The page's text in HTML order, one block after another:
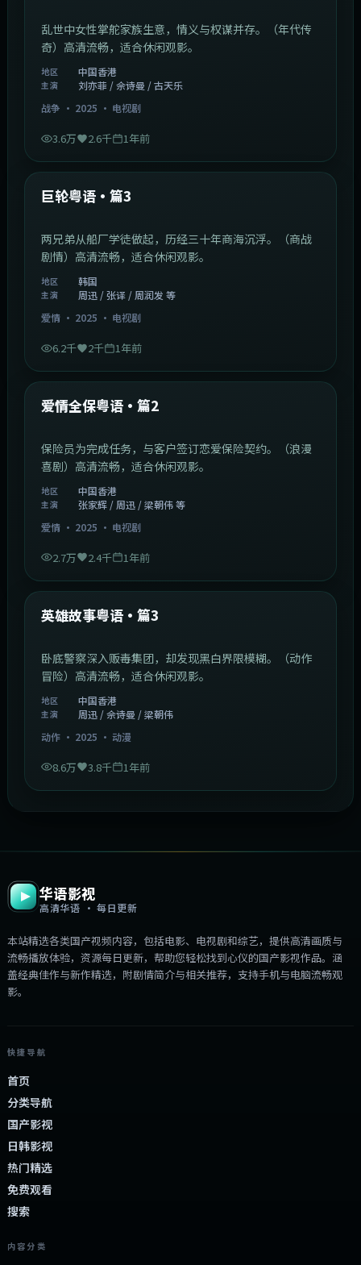
乱世中女性掌舵家族生意，情义与权谋并存。（年代传
奇）高清流畅，适合休闲观影。
地区 中国香港
主演
刘亦菲 / 佘诗曼 / 古天乐
战争 · 2025 · 电视剧
3.6万 2.6千 1年前
最新
巨轮粤语·篇3
两兄弟从船厂学徒做起，历经三十年商海沉浮。（商战
剧情）高清流畅，适合休闲观影。
地区 韩国
主演
周迅 / 张译 / 周润发 等
爱情· 2025 · 电视剧
6.2千 2千 1年前
最新
爱情全保粤语·篇2
保险员为完成任务，与客户签订恋爱保险契约。（浪漫
喜剧）高清流畅，适合休闲观影。
地区 中国香港
主演
张家辉 / 周迅 / 梁朝伟 等
爱情· 2025 · 电视剧
2.7万 2.4千 1年前
最新
英雄故事粤语·篇3
卧底警察深入贩毒集团，却发现黑白界限模糊。（动作
冒险）高清流畅，适合休闲观影。
地区 中国香港
主演
周迅 / 佘诗曼 / 梁朝伟
动作· 2025 · 动漫
8.6万 3.8千 1年前
华语影视
高清华语 · 每日更新
本站精选各类国产视频内容，包括电影、电视剧和综艺，提供高清画质与
流畅播放体验，资源每日更新，帮助您轻松找到心仪的国产影视作品。涵
盖经典佳作与新作精选，附剧情简介与相关推荐，支持手机与电脑流畅观
影。
快捷导航
首页
分类导航
国产影视
日韩影视
热门精选
免费观看
搜索
内容分类